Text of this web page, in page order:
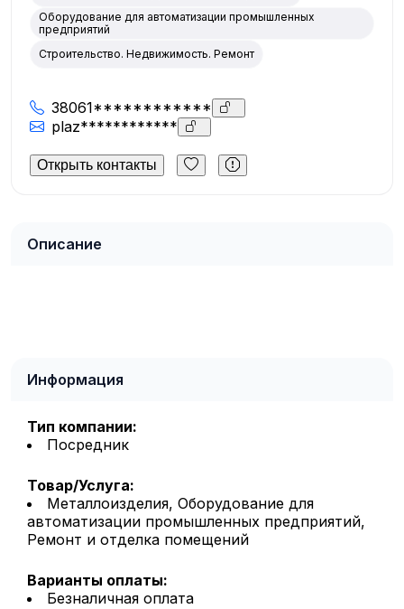
Оборудование для автоматизации промышленных
предприятий
Строительство. Недвижимость. Ремонт
38061************
plaz************
Открыть контакты
Описание
Информация
Тип компании:
Посредник
Товар/Услуга:
Металлоизделия, Оборудование для
автоматизации промышленных предприятий,
Ремонт и отделка помещений
Варианты оплаты:
Безналичная оплата